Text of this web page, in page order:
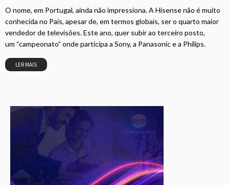
O nome, em Portugal, ainda não impressiona. A Hisense não é muito
conhecida no País, apesar de, em termos globais, ser o quarto maior
vendedor de televisões. Este ano, quer subir ao terceiro posto,
um “campeonato” onde participa a Sony, a Panasonic e a Philips.
LER MAIS